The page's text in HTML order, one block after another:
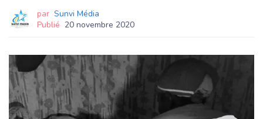
par Sunvi Média
Publié 20 novembre 2020